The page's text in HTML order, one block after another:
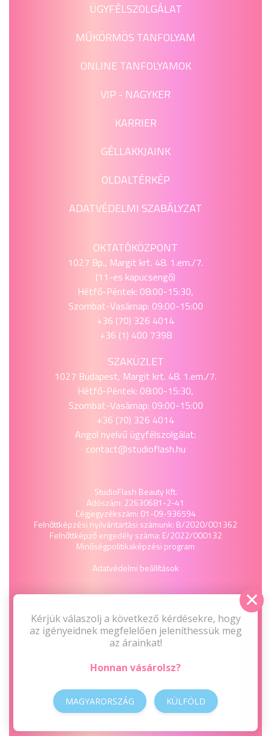
ÜGYFÉLSZOLGÁLAT
MŰKÖRMÖS TANFOLYAM
ONLINE TANFOLYAMOK
VIP - NAGYKER
KARRIER
GÉLLAKKJAINK
OLDALTÉRKÉP
ADATVÉDELMI SZABÁLYZAT
OKTATÓKÖZPONT
1027 Bp., Margit krt. 48. 1.em./7.
(11-es kapucsengő)
Hétfő-Péntek: 08:00-15:30,
Szombat-Vasárnap: 09:00-15:00
+36 (70) 326 4014
+36 (1) 400 7398
SZAKÜZLET
1027 Budapest, Margit krt. 48. 1.em./7.
Hétfő-Péntek: 08:00-15:30,
Szombat-Vasárnap: 09:00-15:00
+36 (70) 326 4014
Angol nyelvű ügyfélszolgálat:
contact@studioflash.hu
StudioFlash Beauty Kft.
Adószám: 22630681-2-41
Cégjegyzékszám: 01-09-936594
Felnőttképzési nyilvántartási számunk: B/2020/001362
Felnőttképző engedély száma: E/2022/000132
Minőségpolitikaképzési program
Adatvédelmi beállítások
2009-2026 © Minden jog fenntartva
Kérjük válaszolj a következő kérdésekre, hogy
az igényeidnek megfelelően jeleníthessük meg
az árainkat!
Honnan vásárolsz?
MAGYARORSZÁG KÜLFÖLD